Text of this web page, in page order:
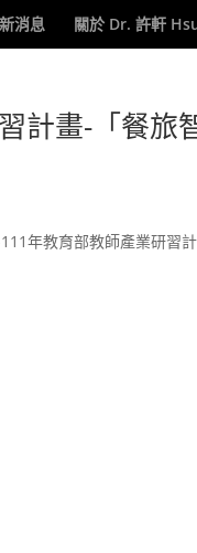
消息 關於 Dr. 許軒
計畫-「餐旅
年教育部教師產業研習